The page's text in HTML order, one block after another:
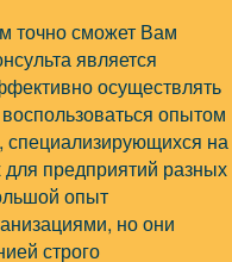
точно сможет Вам
является
осуществлять
опытом
специализирующихся на
для предприятий разных
опыт
но они
строго